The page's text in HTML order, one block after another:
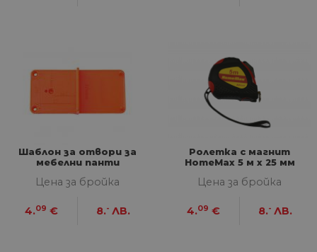
Шаблон за отвори за
мебелни панти
Цена за бройка
4.09 € 8.- ЛВ.
Ролетка с магнит
HomeMax 5 м х 25 мм
Цена за бройка
4.09 € 8.- ЛВ.